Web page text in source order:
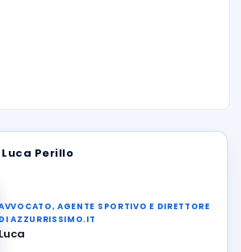
Perillo
AGENTE SPORTIVO E DIRETTORE
DI AZZURRISSIMO.IT
Luca